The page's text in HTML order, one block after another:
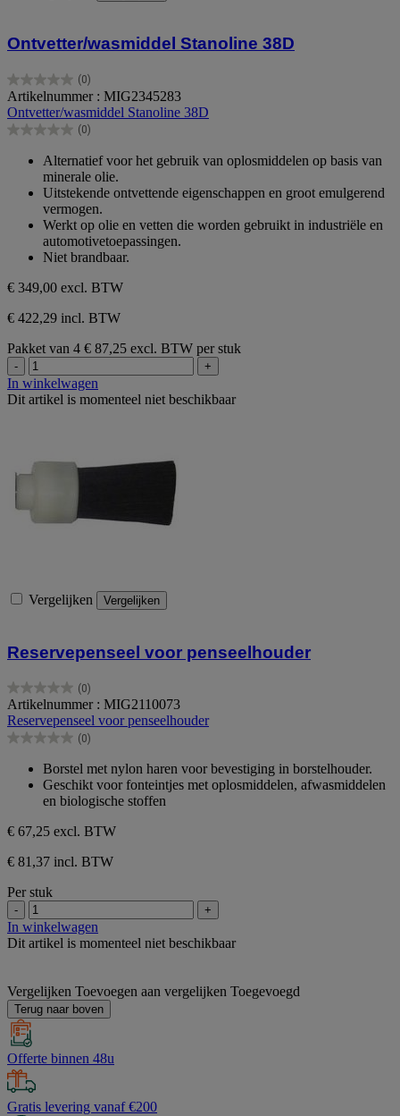
Ontvetter/wasmiddel Stanoline 38D
(0)
0.0
van
de
5
Artikelnummer : MIG2345283
Ontvetter/wasmiddel Stanoline 38D
(0)
0.0
sterren.
Alternatief voor het gebruik van oplosmiddelen op basis van
minerale olie.
Uitstekende ontvettende eigenschappen en groot emulgerend
vermogen.
Werkt op olie en vetten die worden gebruikt in industriële en
automotivetoepassingen.
Niet brandbaar.
€ 349,00 excl. BTW
€ 422,29 incl. BTW
Pakket van 4 € 87,25 excl. BTW per stuk
- +
In winkelwagen
Dit artikel is momenteel niet beschikbaar
Vergelijken Vergelijken
Reservepenseel voor penseelhouder
(0)
0.0
van
de
5
Artikelnummer : MIG2110073
Reservepenseel voor penseelhouder
(0)
0.0
sterren.
Borstel met nylon haren voor bevestiging in borstelhouder.
Geschikt voor fonteintjes met oplosmiddelen, afwasmiddelen
en biologische stoffen
€ 67,25 excl. BTW
€ 81,37 incl. BTW
Per stuk
- +
In winkelwagen
Dit artikel is momenteel niet beschikbaar
Vergelijken Toevoegen aan vergelijken Toegevoegd
Terug naar boven
Offerte binnen 48u
Gratis levering vanaf €200